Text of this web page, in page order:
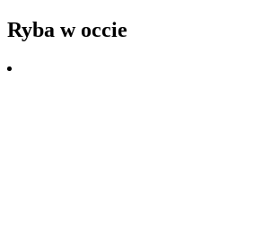
Ryba w occie